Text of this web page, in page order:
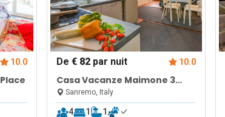
10.0 De € 82par nuit 10.0
Casa Vacanze Maimone 3
Central Sanremo Old Town
Sanremo, Italy
4 1 1